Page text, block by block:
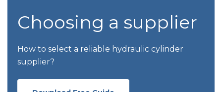
Choosing a supplier
How to select a reliable hydraulic cylinder
supplier?